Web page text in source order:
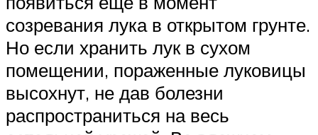
созревания лука в открытом грунте.
Но если хранить лук в сухом
помещении, пораженные луковицы
высохнут, не дав болезни
распространиться на весь